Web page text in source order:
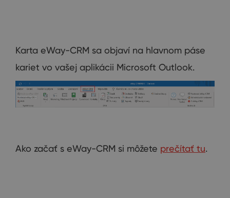
Karta eWay-CRM sa objaví na hlavnom páse
kariet vo vašej aplikácii Microsoft Outlook.
Ako začať s eWay-CRM si môžete prečítať tu.